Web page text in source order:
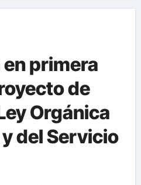
primera
de
Orgánica
del Servicio